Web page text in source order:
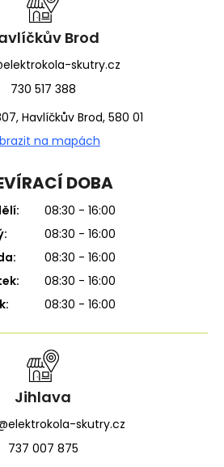
Brod
skutry.cz
730 517 388
Havlíčkův Brod, 580 01
na mapách
DOBA
08:30 - 16:00
08:30 - 16:00
08:30 - 16:00
08:30 - 16:00
08:30 - 16:00
Jihlava
skutry.cz
737 007 875